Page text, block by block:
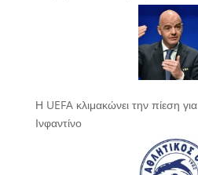
Η UEFA κλιμακώνει την πίεση
Ινφαντίνο